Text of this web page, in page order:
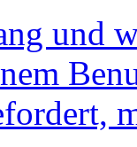
und